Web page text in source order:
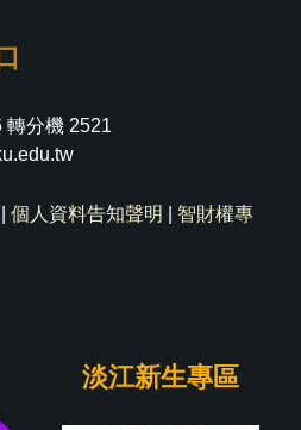
轉分機 2521
個人資料告知聲明
智財權專
淡江新生專區